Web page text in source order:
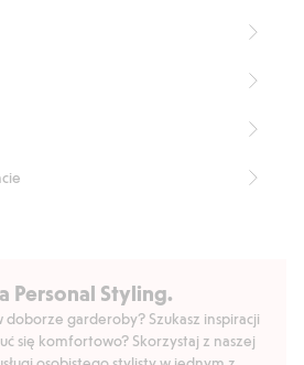
Personal Styling.
garderoby? Szukasz inspiracji
się komfortowo? Skorzystaj z naszej